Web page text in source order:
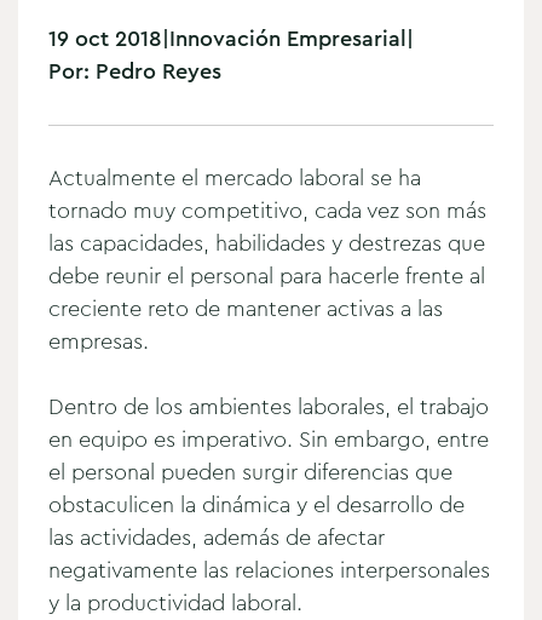
19 oct 2018|Innovación Empresarial|
Por: Pedro Reyes
Actualmente el mercado laboral se ha
tornado muy competitivo, cada vez son más
las capacidades, habilidades y destrezas que
debe reunir el personal para hacerle frente al
creciente reto de mantener activas a las
empresas.
Dentro de los ambientes laborales, el trabajo
en equipo es imperativo. Sin embargo, entre
el personal pueden surgir diferencias que
obstaculicen la dinámica y el desarrollo de
las actividades, además de afectar
negativamente las relaciones interpersonales
y la productividad laboral.